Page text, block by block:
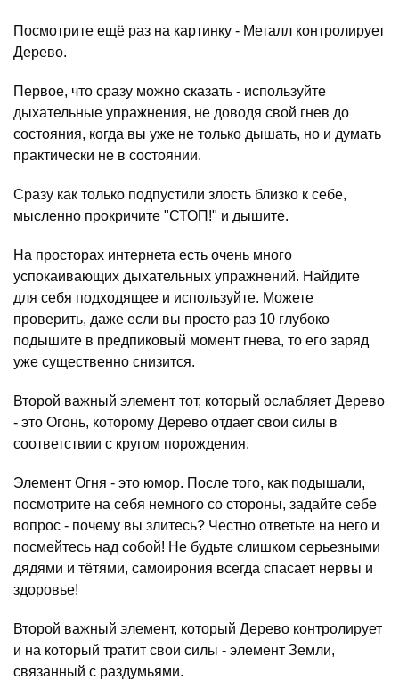
Посмотрите ещё раз на картинку - Металл контролирует
Дерево.
Первое, что сразу можно сказать - используйте
дыхательные упражнения, не доводя свой гнев до
состояния, когда вы уже не только дышать, но и думать
практически не в состоянии.
Сразу как только подпустили злость близко к себе,
мысленно прокричите "СТОП!" и дышите.
На просторах интернета есть очень много
успокаивающих дыхательных упражнений. Найдите
для себя подходящее и используйте. Можете
проверить, даже если вы просто раз 10 глубоко
подышите в предпиковый момент гнева, то его заряд
уже существенно снизится.
Второй важный элемент тот, который ослабляет Дерево
- это Огонь, которому Дерево отдает свои силы в
соответствии с кругом порождения.
Элемент Огня - это юмор. После того, как подышали,
посмотрите на себя немного со стороны, задайте себе
вопрос - почему вы злитесь? Честно ответьте на него и
посмейтесь над собой! Не будьте слишком серьезными
дядями и тётями, самоирония всегда спасает нервы и
здоровье!
Второй важный элемент, который Дерево контролирует
и на который тратит свои силы - элемент Земли,
связанный с раздумьями.